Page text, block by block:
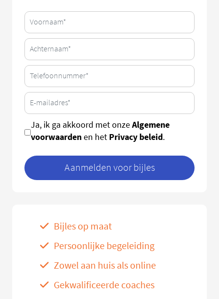
Ja, ik ga akkoord met onzeAlgemene
voorwaardenen het Privacy beleid.
Aanmelden voor bijles
Bijles op maat
Persoonlijke begeleiding
Zowel aan huis als online
Gekwalificeerde coaches